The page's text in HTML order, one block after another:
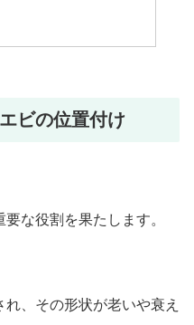
ビの位置付け
な役割を果たします。
、その形状が老いや衰え